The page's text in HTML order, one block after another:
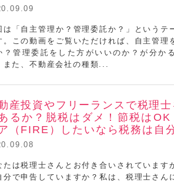
健ミニセミナー
は「自主管理か？管理委託か？」というテ
。この動画をご覧いただければ、自主管理
？管理委託をした方がいいのか？が分か
また、不動産会社の種類...
産投資やフリーランスで税理
るか？脱税はダメ！節税はOK
（FIRE）したいなら税務は自
たは税理士さんとお付き合いされています
分で申告していますか？私は、税理士さん